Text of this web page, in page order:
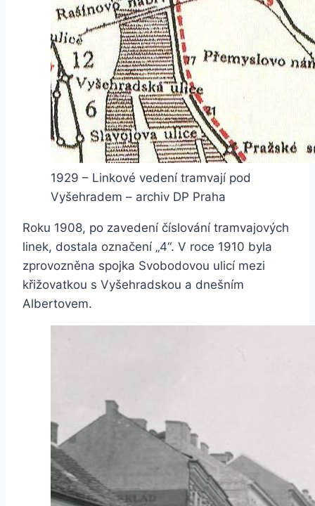
1929 – Linkové vedení tramvají pod
Vyšehradem – archiv DP Praha
Roku 1908, po zavedení číslování tramvajových
linek, dostala označení „4“. V roce 1910 byla
zprovozněna spojka Svobodovou ulicí mezi
křižovatkou s Vyšehradskou a dnešním
Albertovem.